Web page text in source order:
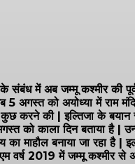
में अब जम्मू कश्मीर की पूर्व
अगस्त को अयोध्या में राम
करने की | इल्तिजा के बयान
को काला दिन बताया है |
माहौल बनाया जा रहा है
वर्ष 2019 में जम्मू कश्मीर